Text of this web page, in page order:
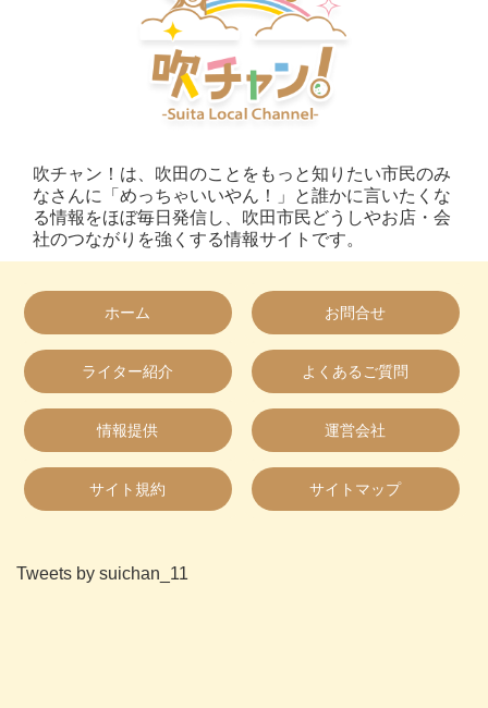
吹チャン！は、吹田のことをもっと知りたい市民のみ
なさんに「めっちゃいいやん！」と誰かに言いたくな
る情報をほぼ毎日発信し、吹田市民どうしやお店・会
社のつながりを強くする情報サイトです。
ホーム お問合せ
ライター紹介 よくあるご質問
情報提供 運営会社
サイト規約 サイトマップ
Tweets by suichan_11